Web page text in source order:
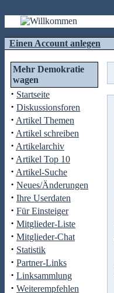
Einen Account anlegen
Mehr Demokratie
wagen
· Startseite
· Diskussionsforen
· Artikel Themen
· Artikel schreiben
· Artikelarchiv
· Artikel Top 10
· Artikel-Suche
· Neues/Änderungen
· Ihre Userdaten
· Für Einsteiger
· Mitglieder-Liste
· Mitglieder-Chat
· Statistik
· Partner-Links
· Linksammlung
· Weiterempfehlen